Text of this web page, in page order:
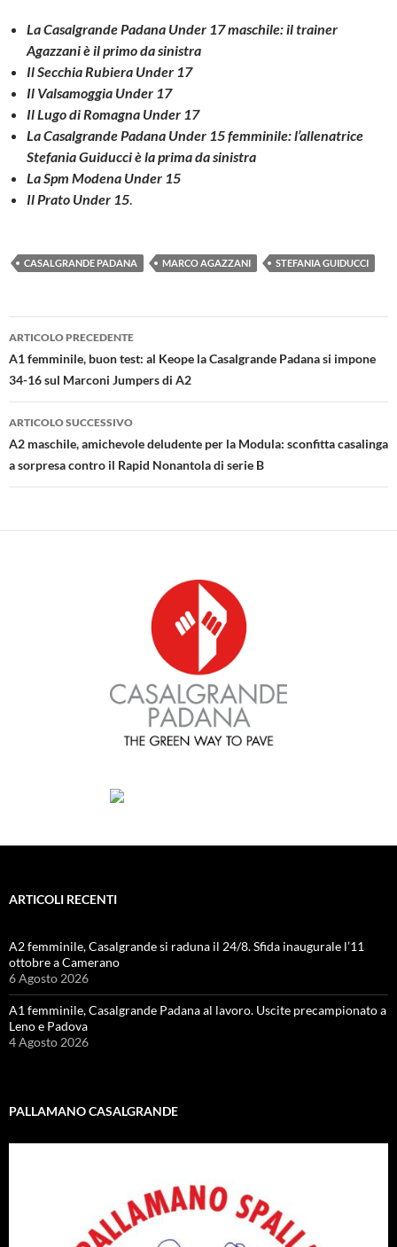
La Casalgrande Padana Under 17 maschile: il trainer
Agazzani è il primo da sinistra
Il Secchia Rubiera Under 17
Il Valsamoggia Under 17
Il Lugo di Romagna Under 17
La Casalgrande Padana Under 15 femminile: l’allenatrice
Stefania Guiducci è la prima da sinistra
La Spm Modena Under 15
Il Prato Under 15.
CASALGRANDE PADANA MARCO AGAZZANI STEFANIA GUIDUCCI
Navigazione
articolo
ARTICOLO PRECEDENTE
A1 femminile, buon test: al Keope la Casalgrande Padana si impone
34-16 sul Marconi Jumpers di A2
ARTICOLO SUCCESSIVO
A2 maschile, amichevole deludente per la Modula: sconfitta casalinga
a sorpresa contro il Rapid Nonantola di serie B
ARTICOLI RECENTI
A2 femminile, Casalgrande si raduna il 24/8. Sfida inaugurale l’11
ottobre a Camerano
6 Agosto 2026
A1 femminile, Casalgrande Padana al lavoro. Uscite precampionato a
Leno e Padova
4 Agosto 2026
PALLAMANO CASALGRANDE